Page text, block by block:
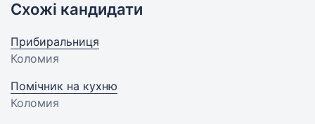
Схожі кандидати
Прибиральниця
Коломия
Помічник на кухню
Коломия